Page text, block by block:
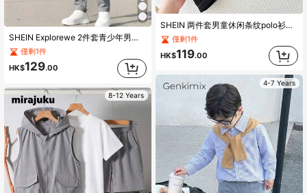
SHEIN Explorewe 2件套青少年男童休闲校园风简约白衬衫长裤套装
僅剩1件
HK$129.00
8-12 Years
SHEIN 两件套男童休闲条纹polo衫和白色短裤套装，适合上学、生日派对、庆典、婴儿派对等场合。
僅剩1件
HK$119.00
4-7 Years